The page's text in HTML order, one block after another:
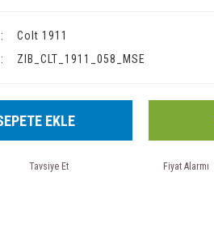
Colt 1911
ZIB_CLT_1911_058_MSE
EKLE
Tavsiye Et Fiyat Alarmı